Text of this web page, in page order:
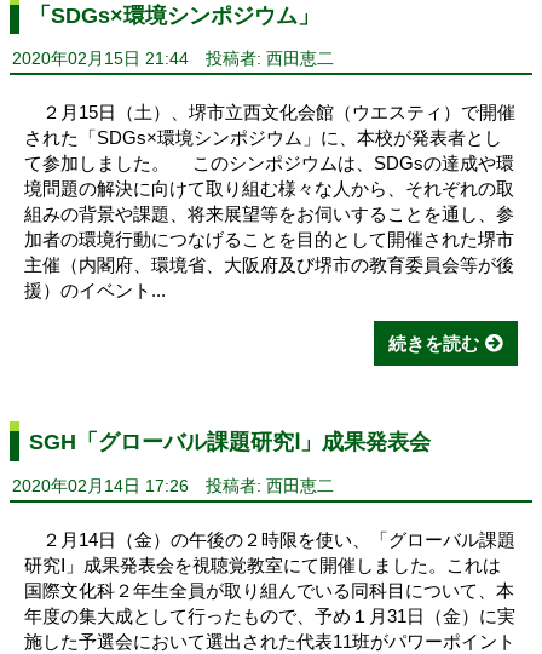
「SDGs×環境シンポジウム」
2020年02月15日 21:44 投稿者: 西田恵二
２月15日（土）、堺市立西文化会館（ウエスティ）で開催
された「SDGs×環境シンポジウム」に、本校が発表者とし
て参加しました。 このシンポジウムは、SDGsの達成や環
境問題の解決に向けて取り組む様々な人から、それぞれの取
組みの背景や課題、将来展望等をお伺いすることを通し、参
加者の環境行動につなげることを目的として開催された堺市
主催（内閣府、環境省、大阪府及び堺市の教育委員会等が後
援）のイベント...
続きを読む
SGH「グローバル課題研究Ⅰ」成果発表会
2020年02月14日 17:26 投稿者: 西田恵二
２月14日（金）の午後の２時限を使い、「グローバル課題
研究Ⅰ」成果発表会を視聴覚教室にて開催しました。これは
国際文化科２年生全員が取り組んでいる同科目について、本
年度の集大成として行ったもので、予め１月31日（金）に実
施した予選会において選出された代表11班がパワーポイント